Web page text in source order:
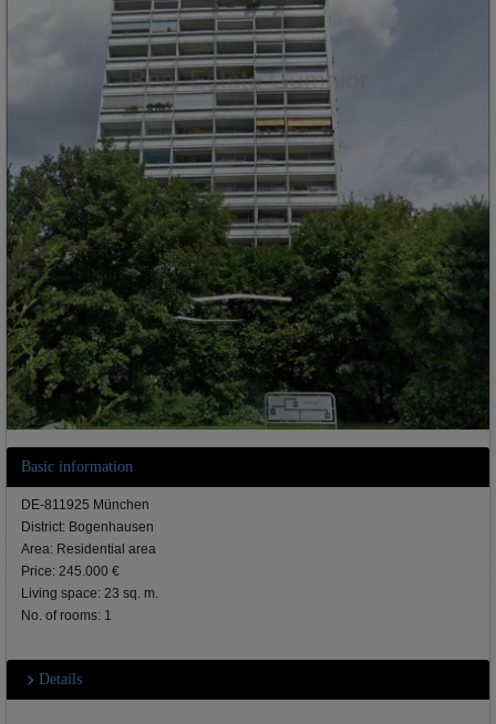
Basic information
DE-811925 München
District: Bogenhausen
Area: Residential area
Price: 245.000 €
Living space: 23 sq. m.
No. of rooms: 1
Details